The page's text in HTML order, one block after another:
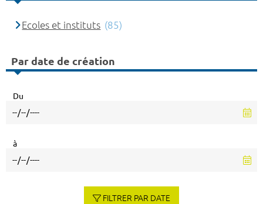
Ecoles et instituts (85)
Par date de création
Du
à
FILTRER PAR DATE